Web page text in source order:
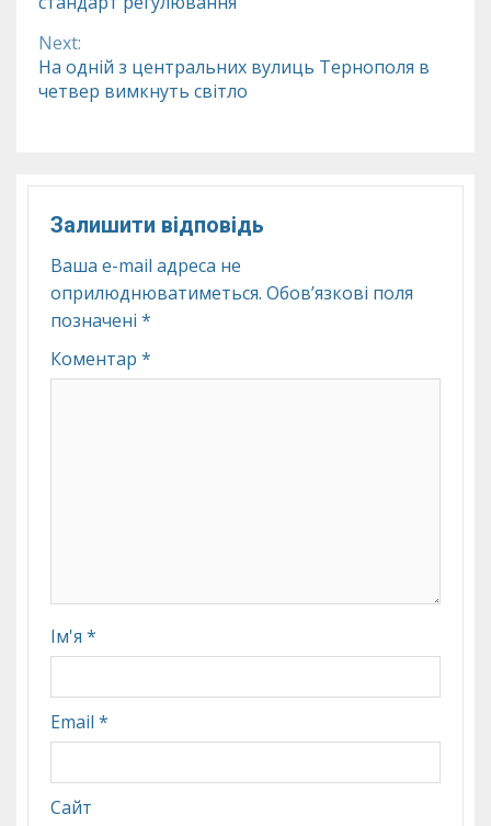
Reading
Next:
На одній з центральних вулиць Тернополя в
четвер вимкнуть світло
Залишити відповідь
Ваша e-mail адреса не
оприлюднюватиметься. Обов’язкові поля
позначені *
Коментар *
Ім'я *
Email *
Сайт